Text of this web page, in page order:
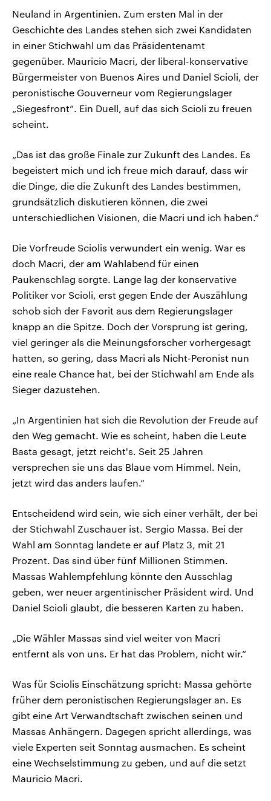
Neuland in Argentinien. Zum ersten Mal in der
Geschichte des Landes stehen sich zwei Kandidaten
in einer Stichwahl um das Präsidentenamt
gegenüber. Mauricio Macri, der liberal-konservative
Bürgermeister von Buenos Aires und Daniel Scioli, der
peronistische Gouverneur vom Regierungslager
„Siegesfront“. Ein Duell, auf das sich Scioli zu freuen
scheint.
„Das ist das große Finale zur Zukunft des Landes. Es
begeistert mich und ich freue mich darauf, dass wir
die Dinge, die die Zukunft des Landes bestimmen,
grundsätzlich diskutieren können, die zwei
unterschiedlichen Visionen, die Macri und ich haben.“
Die Vorfreude Sciolis verwundert ein wenig. War es
doch Macri, der am Wahlabend für einen
Paukenschlag sorgte. Lange lag der konservative
Politiker vor Scioli, erst gegen Ende der Auszählung
schob sich der Favorit aus dem Regierungslager
knapp an die Spitze. Doch der Vorsprung ist gering,
viel geringer als die Meinungsforscher vorhergesagt
hatten, so gering, dass Macri als Nicht-Peronist nun
eine reale Chance hat, bei der Stichwahl am Ende als
Sieger dazustehen.
„In Argentinien hat sich die Revolution der Freude auf
den Weg gemacht. Wie es scheint, haben die Leute
Basta gesagt, jetzt reicht's. Seit 25 Jahren
versprechen sie uns das Blaue vom Himmel. Nein,
jetzt wird das anders laufen.“
Entscheidend wird sein, wie sich einer verhält, der bei
der Stichwahl Zuschauer ist. Sergio Massa. Bei der
Wahl am Sonntag landete er auf Platz 3, mit 21
Prozent. Das sind über fünf Millionen Stimmen.
Massas Wahlempfehlung könnte den Ausschlag
geben, wer neuer argentinischer Präsident wird. Und
Daniel Scioli glaubt, die besseren Karten zu haben.
„Die Wähler Massas sind viel weiter von Macri
entfernt als von uns. Er hat das Problem, nicht wir.“
Was für Sciolis Einschätzung spricht: Massa gehörte
früher dem peronistischen Regierungslager an. Es
gibt eine Art Verwandtschaft zwischen seinen und
Massas Anhängern. Dagegen spricht allerdings, was
viele Experten seit Sonntag ausmachen. Es scheint
eine Wechselstimmung zu geben, und auf die setzt
Mauricio Macri.